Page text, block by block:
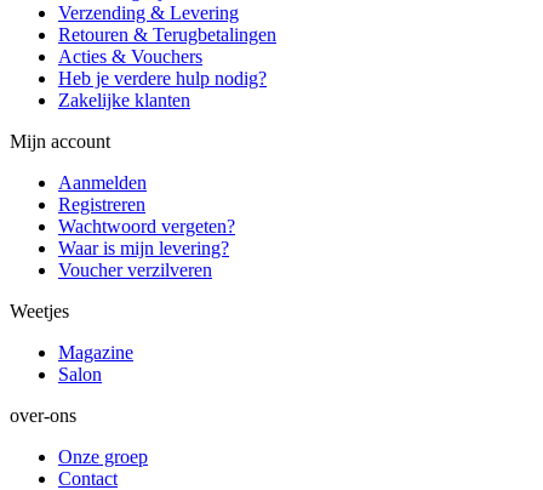
Verzending & Levering
Retouren & Terugbetalingen
Acties & Vouchers
Heb je verdere hulp nodig?
Zakelijke klanten
Mijn account
Aanmelden
Registreren
Wachtwoord vergeten?
Waar is mijn levering?
Voucher verzilveren
Weetjes
Magazine
Salon
over-ons
Onze groep
Contact